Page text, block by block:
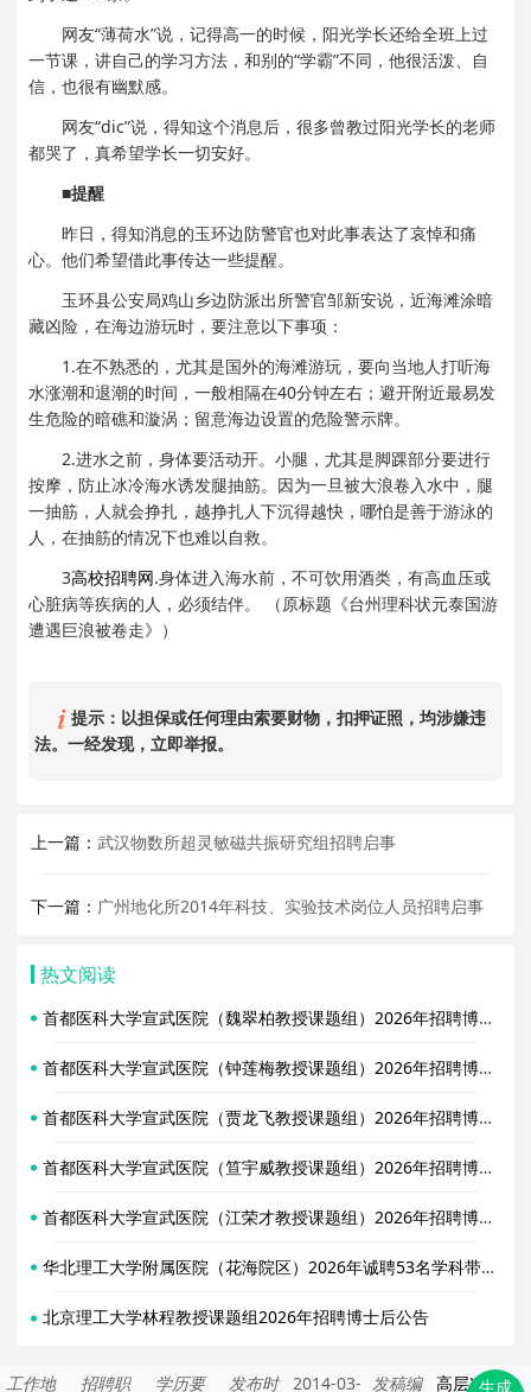
生成
网友“薄荷水”说，记得高一的时候，阳光学长还给全班上过
一节课，讲自己的学习方法，和别的“学霸”不同，他很活泼、自
信，也很有幽默感。
网友“dic”说，得知这个消息后，很多曾教过阳光学长的老师
都哭了，真希望学长一切安好。
■提醒
昨日，得知消息的玉环边防警官也对此事表达了哀悼和痛
心。他们希望借此事传达一些提醒。
玉环县公安局鸡山乡边防派出所警官邹新安说，近海滩涂暗
藏凶险，在海边游玩时，要注意以下事项：
1.在不熟悉的，尤其是国外的海滩游玩，要向当地人打听海
水涨潮和退潮的时间，一般相隔在40分钟左右；避开附近最易发
生危险的暗礁和漩涡；留意海边设置的危险警示牌。
2.进水之前，身体要活动开。小腿，尤其是脚踝部分要进行
按摩，防止冰冷海水诱发腿抽筋。因为一旦被大浪卷入水中，腿
一抽筋，人就会挣扎，越挣扎人下沉得越快，哪怕是善于游泳的
人，在抽筋的情况下也难以自救。
3高校招聘网.身体进入海水前，不可饮用酒类，有高血压或
心脏病等疾病的人，必须结伴。 （原标题《台州理科状元泰国游
遭遇巨浪被卷走》）
提示：以担保或任何理由索要财物，扣押证照，均涉嫌违
法。一经发现，立即举报。
上一篇：武汉物数所超灵敏磁共振研究组招聘启事
下一篇： 广州地化所2014年科技、实验技术岗位人员招聘启事
热文阅读
首都医科大学宣武医院（魏翠柏教授课题组）2026年招聘博士后
首都医科大学宣武医院（钟莲梅教授课题组）2026年招聘博士后
首都医科大学宣武医院（贾龙飞教授课题组）2026年招聘博士后
首都医科大学宣武医院（笪宇威教授课题组）2026年招聘博士后
首都医科大学宣武医院（江荣才教授课题组）2026年招聘博士后
华北理工大学附属医院（花海院区）2026年诚聘53名学科带头人
北京理工大学林程教授课题组2026年招聘博士后公告
工作地 招聘职 学历要 发布时 2014-03- 发稿编 高层次人才